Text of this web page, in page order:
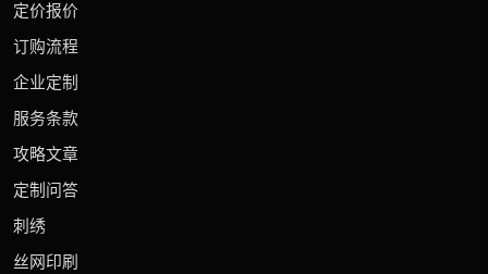
定价报价
订购流程
企业定制
服务条款
攻略文章
定制问答
刺绣
丝网印刷